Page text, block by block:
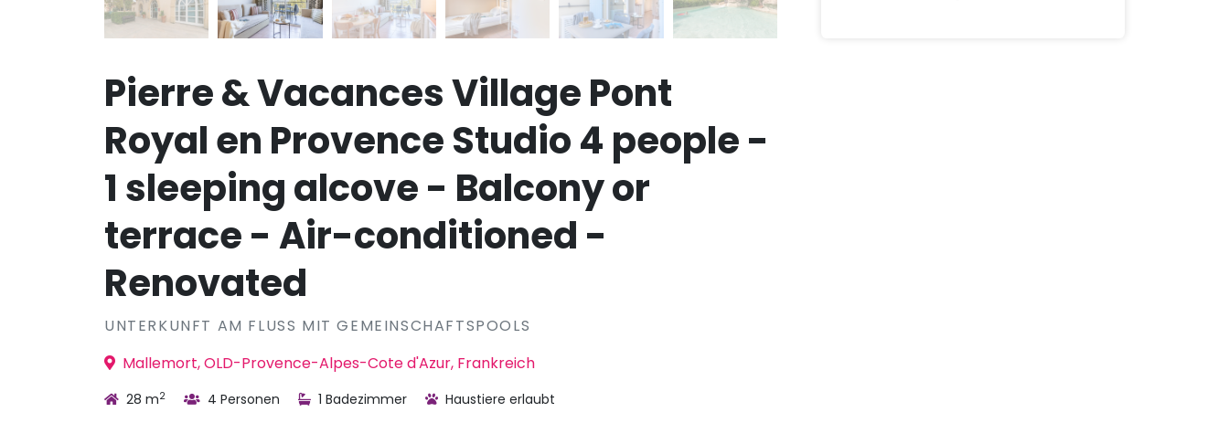
Pierre & Vacances Village Pont
Royal en Provence Studio 4 people -
1 sleeping alcove - Balcony or
terrace - Air-conditioned -
Renovated
UNTERKUNFT AM FLUSS MIT GEMEINSCHAFTSPOOLS
Mallemort, OLD-Provence-Alpes-Cote d'Azur, Frankreich
28 m2 4 Personen 1 Badezimmer Haustiere erlaubt